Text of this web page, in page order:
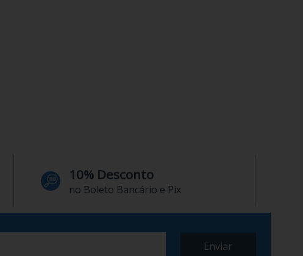
10% Desconto
no Boleto Bancário e Pix